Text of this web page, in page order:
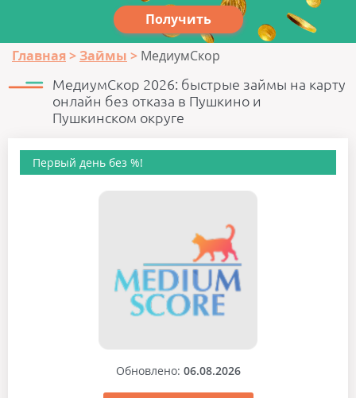
Получить
Главная Займы МедиумСкор
МедиумСкор 2026: быстрые займы на карту
онлайн без отказа в Пушкино и
Пушкинском округе
Первый день без %!
Обновлено: 06.08.2026